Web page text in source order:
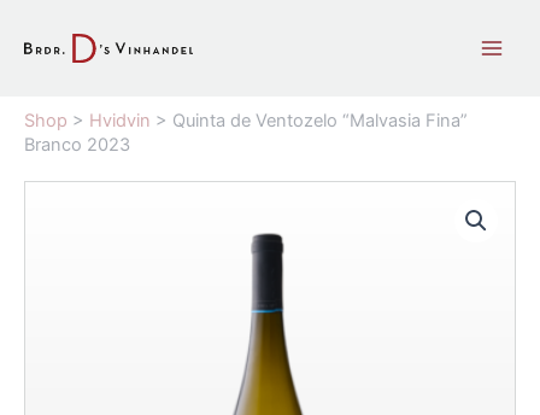
Shop > Hvidvin > Quinta de Ventozelo “Malvasia Fina”
Branco 2023